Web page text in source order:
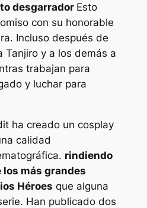
desgarrador Esto
con su honorable
Incluso después de
Tanjiro y a los demás a
trabajan para
y luchar para
ha creado un cosplay
calidad
rindiendo
los más grandes
Héroes que alguna
Han publicado dos